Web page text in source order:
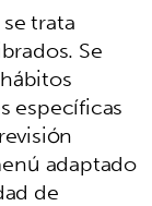
trata
Se
específicas
adaptado
de